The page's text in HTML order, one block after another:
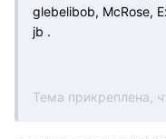
glebelibob, McRose,
jb .
Тема прикреплена,